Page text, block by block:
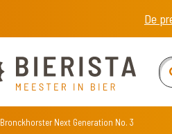
De
Bronckhorster Next Generation No. 3